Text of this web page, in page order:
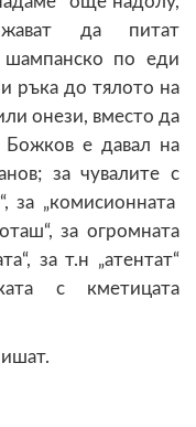
да питат
по еди
ръка до тялото на
онези, вместо да
Божков е давал на
за чувалите с
за „комисионната
за огромната
за т.н „атентат“
с кметицата